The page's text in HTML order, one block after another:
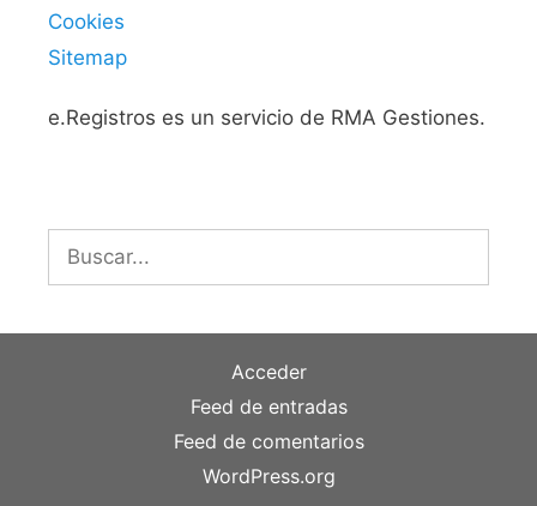
Cookies
Sitemap
e.Registros es un servicio de RMA Gestiones.
Buscar:
Acceder
Feed de entradas
Feed de comentarios
WordPress.org